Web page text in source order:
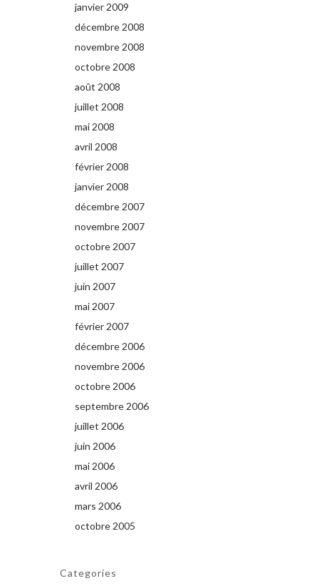
janvier 2009
décembre 2008
novembre 2008
octobre 2008
août 2008
juillet 2008
mai 2008
avril 2008
février 2008
janvier 2008
décembre 2007
novembre 2007
octobre 2007
juillet 2007
juin 2007
mai 2007
février 2007
décembre 2006
novembre 2006
octobre 2006
septembre 2006
juillet 2006
juin 2006
mai 2006
avril 2006
mars 2006
octobre 2005
Categories